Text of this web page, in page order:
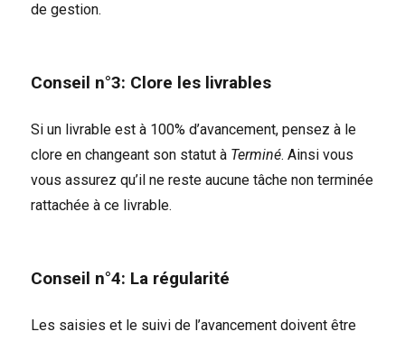
de gestion.
Conseil n°3: Clore les livrables
Si un livrable est à 100% d’avancement, pensez à le
clore en changeant son statut à Terminé. Ainsi vous
vous assurez qu’il ne reste aucune tâche non terminée
rattachée à ce livrable.
Conseil n°4: La régularité
Les saisies et le suivi de l’avancement doivent être